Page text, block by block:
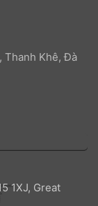
Thanh Khê, Đà
1XJ, Great